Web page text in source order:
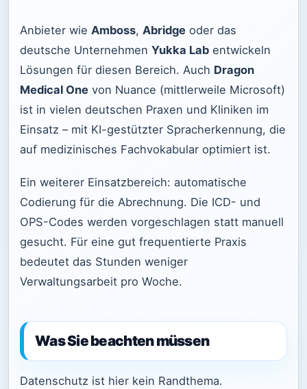
Anbieter wie Amboss, Abridge oder das
deutsche Unternehmen Yukka Lab entwickeln
Lösungen für diesen Bereich. Auch Dragon
Medical One von Nuance (mittlerweile Microsoft)
ist in vielen deutschen Praxen und Kliniken im
Einsatz – mit KI-gestützter Spracherkennung, die
auf medizinisches Fachvokabular optimiert ist.
Ein weiterer Einsatzbereich: automatische
Codierung für die Abrechnung. Die ICD- und
OPS-Codes werden vorgeschlagen statt manuell
gesucht. Für eine gut frequentierte Praxis
bedeutet das Stunden weniger
Verwaltungsarbeit pro Woche.
Was Sie beachten müssen
Datenschutz ist hier kein Randthema.